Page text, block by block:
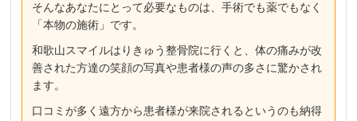
そんなあなたにとって必要なものは、手術でも薬でもなく
「本物の施術」です。
和歌山スマイルはりきゅう整骨院に行くと、体の痛みが改
善された方達の笑顔の写真や患者様の声の多さに驚かされ
ます。
口コミが多く遠方から患者様が来院されるというのも納得